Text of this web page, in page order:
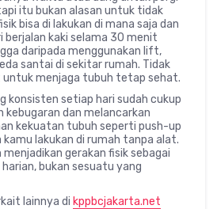
itu bukan alasan untuk tidak
bisa di lakukan di mana saja dan
berjalan kaki selama 30 menit
daripada menggunakan lift,
santai di sekitar rumah. Tidak
untuk menjaga tubuh tetap sehat.
konsisten setiap hari sudah cukup
dan melancarkan
kekuatan tubuh seperti push-up
lakukan di rumah tanpa alat.
gerakan fisik sebagai
bukan sesuatu yang
lainnya di kppbcjakarta.net